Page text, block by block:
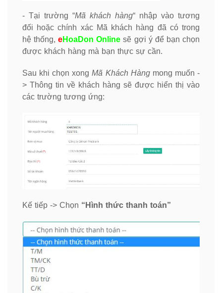
- Tại trường “Mã khách hàng“ nhập vào tương
đối hoặc chính xác Mã khách hàng đã có trong
hệ thống,eHoaDon Online sẽ gợi ý để bạn chọn
được khách hàng mà bạn thực sự cần.
Sau khi chọn xongMã Khách Hàngmong muốn -
> Thông tin về khách hàng sẽ được hiển thị vào
các trường tương ứng:
Kế tiếp -> Chọn “Hình thức thanh toán”